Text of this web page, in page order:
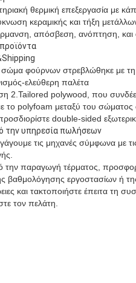
θερμική επεξεργασία με
κεραμικής και τήξη
απόσβεση, ανόπτηση, και
φούρνων στρεβλώθηκε με τη
ελεύθερη παλέτα
2.Tailored polywood, που
το polyfoam μεταξύ του σώματος
double-sided
την υπηρεσία πωλήσεων
τις μηχανές σύμφωνα με
παραγωγή τέρματος,
βαθμολόγησης εργοστασίων ή
και τακτοποιήστε έπειτα τη
τον πελάτη.